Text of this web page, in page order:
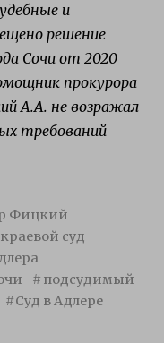
и
решение
Сочи от 2020
прокурора
А.А. не возражал
требований
Фицкий
суд
подсудимый
Суд в Адлере